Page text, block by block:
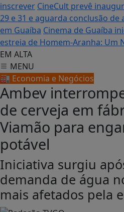
inscrever CineCult prevê
29 e 31 e aguarda conclusão
em Guaíba Cinema de Guaíba
estreia de Homem-Aranha: Um
EM ALTA
MENU
🏭 Economia e Negócios
Ambev
de cerveja em
Viamão para
potável
Iniciativa surgiu
demanda de água
mais afetados pela